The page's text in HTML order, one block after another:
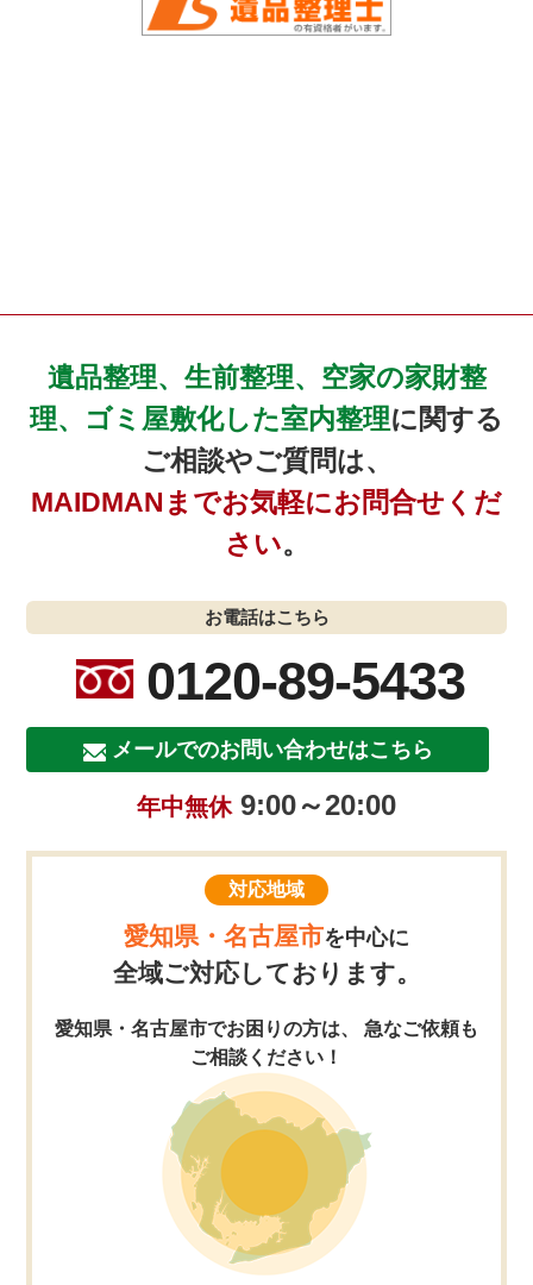
遺品整理、生前整理、空家の家財整
理、ゴミ屋敷化した室内整理に関する
ご相談やご質問は、
MAIDMANまでお気軽にお問合せくだ
さい。
お電話はこちら
0120-89-5433
メールでのお問い合わせはこちら
年中無休9:00～20:00
対応地域
愛知県・名古屋市を中心に
全域ご対応しております。
愛知県・名古屋市でお困りの方は、 急なご依頼も
ご相談ください！